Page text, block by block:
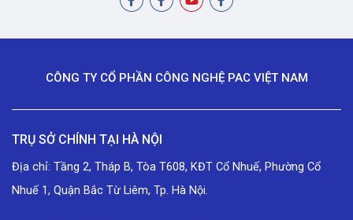
CÔNG TY CỔ PHẦN CÔNG NGHỆ PAC VIỆT NAM
TRỤ SỞ CHÍNH TẠI HÀ NỘI
Địa chỉ: Tầng 2, Tháp B, Tòa T608, KĐT Cổ Nhuế, Phường Cổ
Nhuế 1, Quận Bắc Từ Liêm, Tp. Hà Nội.